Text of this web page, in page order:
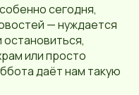
сегодня,
— нуждается
или просто
даёт нам такую